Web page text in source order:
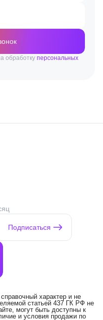
обработку персональных
Подписаться
характер и не
статьей 437 ГК РФ не
могут быть доступны к
и условия продажи по